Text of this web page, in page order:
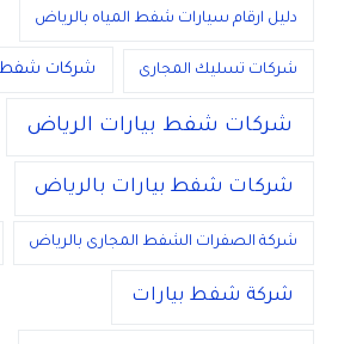
دليل ارقام سيارات شفط المياه بالرياض
شركات تسليك المجارى شركات شفط
شركات شفط بيارات الرياض
شركات شفط بيارات بالرياض
شركة الصفرات الشفط المجارى بالرياض
شركة شفط بيارات